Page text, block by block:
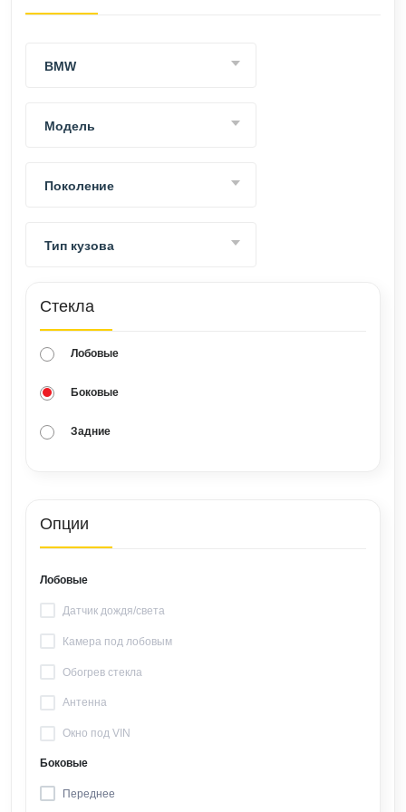
BMW
Модель
Поколение
Тип кузова
Стекла
Лобовые
Боковые
Задние
Опции
Лобовые
Датчик дождя/света
Камера под лобовым
Обогрев стекла
Антенна
Окно под VIN
Боковые
Переднее
ВАКАНСИИ
ВОПРОС-ОТВЕТ